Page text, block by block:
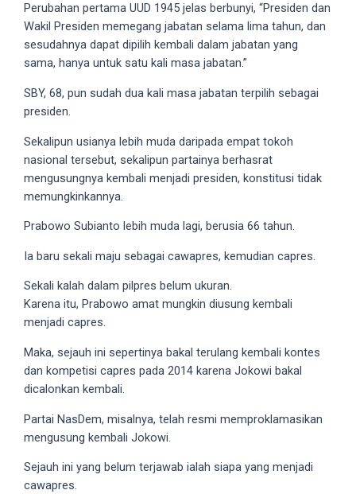
completely
free!
Perubahan pertama UUD 1945 jelas berbunyi, “Presiden dan
Wakil Presiden memegang jabatan selama lima tahun, dan
sesudahnya dapat dipilih kembali dalam jabatan yang
sama, hanya untuk satu kali masa jabatan.”
SBY, 68, pun sudah dua kali masa jabatan terpilih sebagai
presiden.
Sekalipun usianya lebih muda daripada empat tokoh
nasional tersebut, sekalipun partainya berhasrat
mengusungnya kembali menjadi presiden, konstitusi tidak
memungkinkannya.
Prabowo Subianto lebih muda lagi, berusia 66 tahun.
Ia baru sekali maju sebagai cawapres, kemudian capres.
Sekali kalah dalam pilpres belum ukuran.
Karena itu, Prabowo amat mungkin diusung kembali
menjadi capres.
Maka, sejauh ini sepertinya bakal terulang kembali kontes
dan kompetisi capres pada 2014 karena Jokowi bakal
dicalonkan kembali.
Partai NasDem, misalnya, telah resmi memproklamasikan
mengusung kembali Jokowi.
Sejauh ini yang belum terjawab ialah siapa yang menjadi
cawapres.